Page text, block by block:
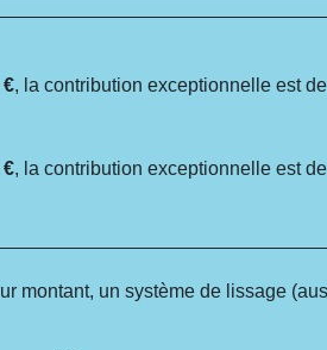
€, la contribution exceptionnelle est
€, la contribution exceptionnelle est
montant, un système de lissage